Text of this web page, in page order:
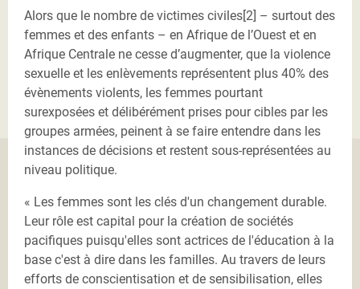
Alors que le nombre de victimes civiles[2] – surtout des
femmes et des enfants – en Afrique de l’Ouest et en
Afrique Centrale ne cesse d’augmenter, que la violence
sexuelle et les enlèvements représentent plus 40% des
évènements violents, les femmes pourtant
surexposées et délibérément prises pour cibles par les
groupes armées, peinent à se faire entendre dans les
instances de décisions et restent sous-représentées au
niveau politique.
« Les femmes sont les clés d'un changement durable.
Leur rôle est capital pour la création de sociétés
pacifiques puisqu'elles sont actrices de l'éducation à la
base c'est à dire dans les familles. Au travers de leurs
efforts de conscientisation et de sensibilisation, elles